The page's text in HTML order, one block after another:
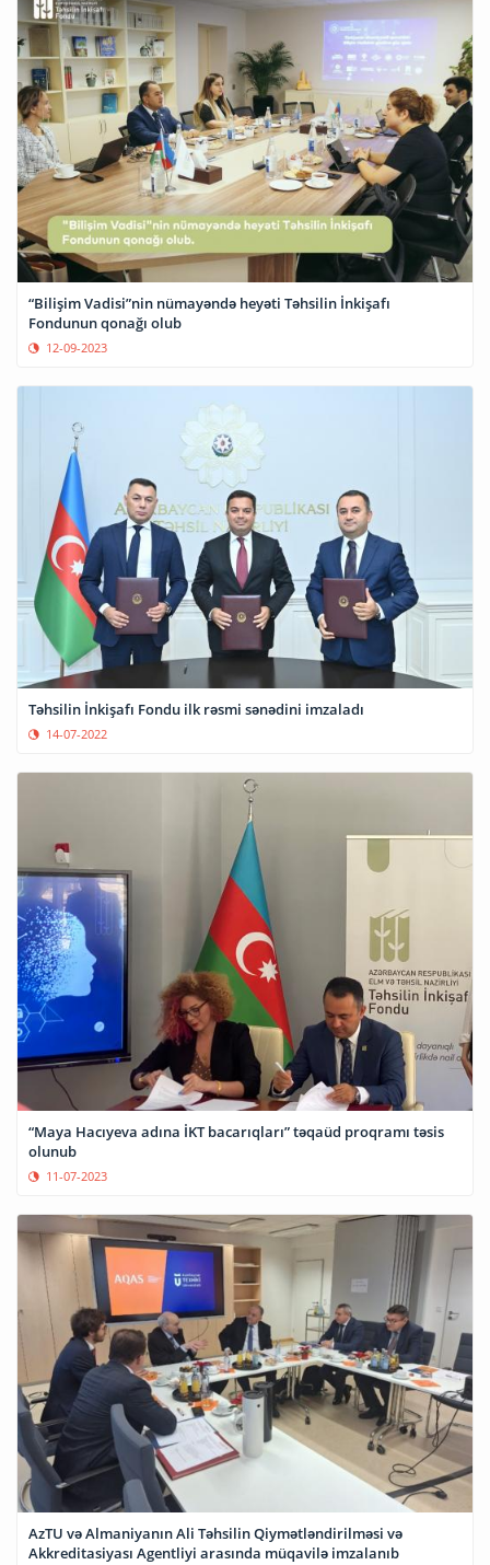
“Bilişim Vadisi”nin nümayəndə heyəti Təhsilin İnkişafı
Fondunun qonağı olub
12-09-2023
Təhsilin İnkişafı Fondu ilk rəsmi sənədini imzaladı
14-07-2022
“Maya Hacıyeva adına İKT bacarıqları” təqaüd proqramı təsis
olunub
11-07-2023
AzTU və Almaniyanın Ali Təhsilin Qiymətləndirilməsi və
Akkreditasiyası Agentliyi arasında müqavilə imzalanıb